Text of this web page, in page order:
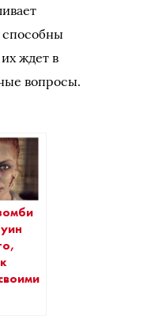
способны
ждет в
вопросы.